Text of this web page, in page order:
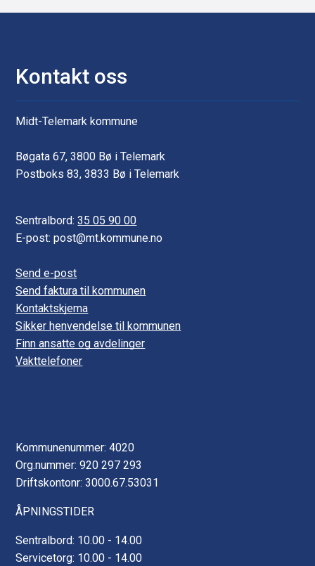
r
Kontakt oss
Midt-Telemark kommune
Bøgata 67, 3800 Bø i Telemark
Postboks 83, 3833 Bø i Telemark
Sentralbord:35 05 90 00
E-post: post@mt.kommune.no
Send e-post
Send faktura til kommunen
Kontaktskjema
Sikker henvendelse til kommunen
Finn ansatte og avdelinger
Vakttelefoner
Kommunenummer: 4020
Org.nummer: 920 297 293
Driftskontonr: 3000.67.53031
ÅPNINGSTIDER
Sentralbord: 10.00 - 14.00
Servicetorg: 10.00 - 14.00